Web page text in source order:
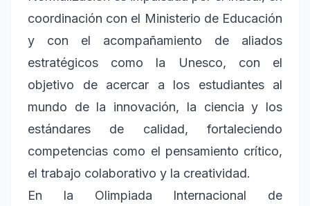
coordinación con el Ministerio de Educación
y con el acompañamiento de aliados
estratégicos como la Unesco, con el
objetivo de acercar a los estudiantes al
mundo de la innovación, la ciencia y los
estándares de calidad, fortaleciendo
competencias como el pensamiento crítico,
el trabajo colaborativo y la creatividad.
En la Olimpiada Internacional de